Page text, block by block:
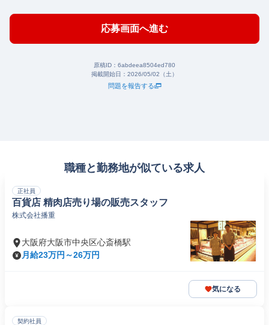
応募画面へ進む
原稿ID： 6abdeea8504ed780
掲載開始日： 2026/05/02（土）
問題を報告する
職種と勤務地が似ている求人
正社員
百貨店 精肉店売り場の販売スタッフ
株式会社播重
大阪府大阪市中央区心斎橋駅
月給23万円～26万円
気になる
契約社員